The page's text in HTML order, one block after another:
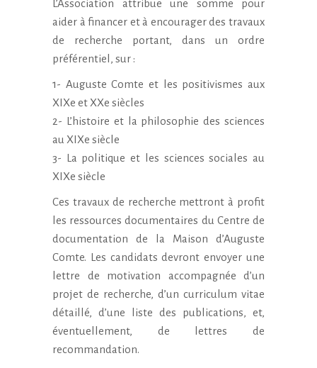
L’Association attribue une somme pour
aider à financer et à encourager des travaux
de recherche portant, dans un ordre
préférentiel, sur :
1- Auguste Comte et les positivismes aux
XIXe et XXe siècles
2- L’histoire et la philosophie des sciences
au XIXe siècle
3- La politique et les sciences sociales au
XIXe siècle
Ces travaux de recherche mettront à profit
les ressources documentaires du Centre de
documentation de la Maison d’Auguste
Comte. Les candidats devront envoyer une
lettre de motivation accompagnée d’un
projet de recherche, d’un curriculum vitae
détaillé, d’une liste des publications, et,
éventuellement, de lettres de
recommandation.